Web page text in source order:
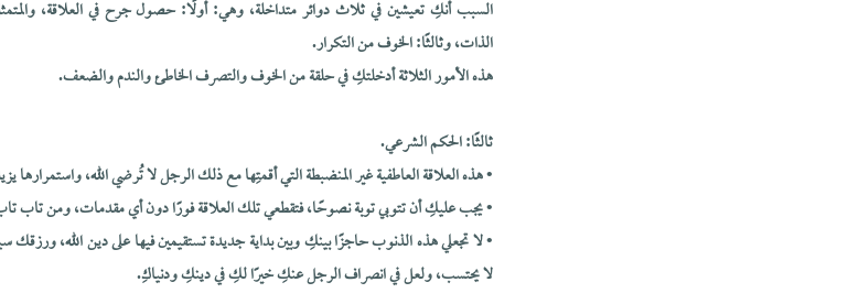
السبب أنكِ تعيشين في ثلاث دوائر متداخلة، وهي: أولًا: حصول جرح في العلاقة، والمتمثل
الذات، وثالثًا: الخوف من التكرار.
هذه الأمور الثلاثة أدخلتكِ في حلقة من الخوف والتصرف الخاطئ والندم والضعف.
ثالثًا: الحكم الشرعي.
• هذه العلاقة العاطفية غير المنضبطة التي أقمتِها مع ذلك الرجل لا تُرضي الله، واستمرارها
• يجب عليكِ أن تتوبي توبة نصوحًا، فتقطعي تلك العلاقة فورًا دون أي مقدمات، ومن تاب
• لا تجعلي هذه الذنوب حاجزًا بينكِ وبين بداية جديدة تستقيمين فيها على دين الله،
لا يحتسب، ولعل في انصراف الرجل عنكِ خيرًا لكِ في دينكِ ودنياكِ.